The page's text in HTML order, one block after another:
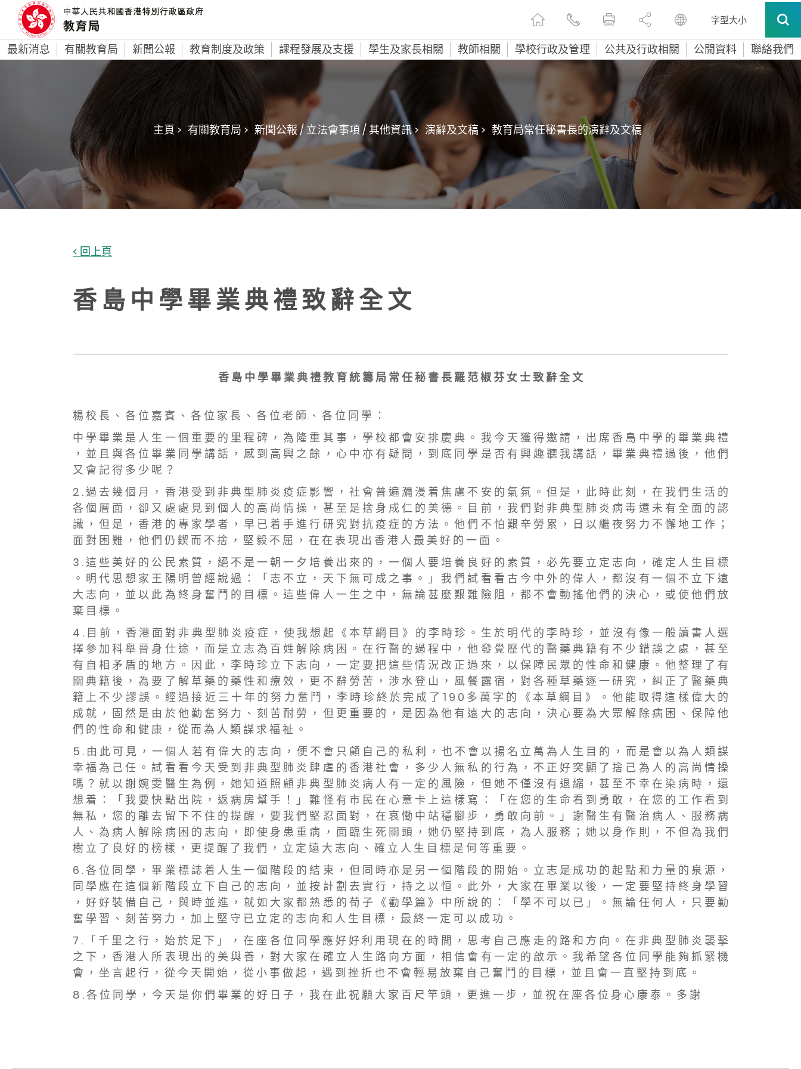
字型大小
最新消息 有關教育局 新聞公報 教育制度及政策 課程發展及支援 學生及家長相關 教師相關 學校行政及管理 公共及行政相關 公開資料 聯絡我們
主頁 > 有關教育局 > 新聞公報 / 立法會事項 / 其他資訊 > 演辭及文稿 > 教育局常任秘書長的演辭及文稿
< 回上頁
香 島 中 學 畢 業 典 禮 致 辭 全 文
香 島 中 學 畢 業 典 禮 教 育 統 籌 局 常 任 秘 書 長 羅 范 椒 芬 女 士 致 辭 全 文
楊 校 長 、 各 位 嘉 賓 、 各 位 家 長 、 各 位 老 師 、 各 位 同 學 ：
中 學 畢 業 是 人 生 一 個 重 要 的 里 程 碑 ， 為 隆 重 其 事 ， 學 校 都 會 安 排 慶 典 。 我 今 天 獲 得 邀 請 ， 出 席 香 島 中 學 的 畢 業 典 禮
， 並 且 與 各 位 畢 業 同 學 講 話 ， 感 到 高 興 之 餘 ， 心 中 亦 有 疑 問 ， 到 底 同 學 是 否 有 興 趣 聽 我 講 話 ， 畢 業 典 禮 過 後 ， 他 們
又 會 記 得 多 少 呢 ？
2 . 過 去 幾 個 月 ， 香 港 受 到 非 典 型 肺 炎 疫 症 影 響 ， 社 會 普 遍 瀰 漫 着 焦 慮 不 安 的 氣 氛 。 但 是 ， 此 時 此 刻 ， 在 我 們 生 活 的
各 個 層 面 ， 卻 又 處 處 見 到 個 人 的 高 尚 情 操 ， 甚 至 是 捨 身 成 仁 的 美 德 。 目 前 ， 我 們 對 非 典 型 肺 炎 病 毒 還 未 有 全 面 的 認
識 ， 但 是 ， 香 港 的 專 家 學 者 ， 早 已 着 手 進 行 研 究 對 抗 疫 症 的 方 法 。 他 們 不 怕 艱 辛 勞 累 ， 日 以 繼 夜 努 力 不 懈 地 工 作 ；
面 對 困 難 ， 他 們 仍 鍥 而 不 捨 ， 堅 毅 不 屈 ， 在 在 表 現 出 香 港 人 最 美 好 的 一 面 。
3 . 這 些 美 好 的 公 民 素 質 ， 絕 不 是 一 朝 一 夕 培 養 出 來 的 ， 一 個 人 要 培 養 良 好 的 素 質 ， 必 先 要 立 定 志 向 ， 確 定 人 生 目 標
。 明 代 思 想 家 王 陽 明 曾 經 說 過 ： 「 志 不 立 ， 天 下 無 可 成 之 事 。 」 我 們 試 看 看 古 今 中 外 的 偉 人 ， 都 沒 有 一 個 不 立 下 遠
大 志 向 ， 並 以 此 為 終 身 奮 鬥 的 目 標 。 這 些 偉 人 一 生 之 中 ， 無 論 甚 麼 艱 難 險 阻 ， 都 不 會 動 搖 他 們 的 決 心 ， 或 使 他 們 放
棄 目 標 。
4 . 目 前 ， 香 港 面 對 非 典 型 肺 炎 疫 症 ， 使 我 想 起 《 本 草 綱 目 》 的 李 時 珍 。 生 於 明 代 的 李 時 珍 ， 並 沒 有 像 一 般 讀 書 人 選
擇 參 加 科 舉 晉 身 仕 途 ， 而 是 立 志 為 百 姓 解 除 病 困 。 在 行 醫 的 過 程 中 ， 他 發 覺 歷 代 的 醫 藥 典 籍 有 不 少 錯 誤 之 處 ， 甚 至
有 自 相 矛 盾 的 地 方 。 因 此 ， 李 時 珍 立 下 志 向 ， 一 定 要 把 這 些 情 況 改 正 過 來 ， 以 保 障 民 眾 的 性 命 和 健 康 。 他 整 理 了 有
關 典 籍 後 ， 為 要 了 解 草 藥 的 藥 性 和 療 效 ， 更 不 辭 勞 苦 ， 涉 水 登 山 ， 風 餐 露 宿 ， 對 各 種 草 藥 逐 一 研 究 ， 糾 正 了 醫 藥 典
籍 上 不 少 謬 誤 。 經 過 接 近 三 十 年 的 努 力 奮 鬥 ， 李 時 珍 終 於 完 成 了 1 9 0 多 萬 字 的 《 本 草 綱 目 》 。 他 能 取 得 這 樣 偉 大 的
成 就 ， 固 然 是 由 於 他 勤 奮 努 力 、 刻 苦 耐 勞 ， 但 更 重 要 的 ， 是 因 為 他 有 遠 大 的 志 向 ， 決 心 要 為 大 眾 解 除 病 困 、 保 障 他
們 的 性 命 和 健 康 ， 從 而 為 人 類 謀 求 福 祉 。
5 . 由 此 可 見 ， 一 個 人 若 有 偉 大 的 志 向 ， 便 不 會 只 顧 自 己 的 私 利 ， 也 不 會 以 揚 名 立 萬 為 人 生 目 的 ， 而 是 會 以 為 人 類 謀
幸 福 為 己 任 。 試 看 看 今 天 受 到 非 典 型 肺 炎 肆 虐 的 香 港 社 會 ， 多 少 人 無 私 的 行 為 ， 不 正 好 突 顯 了 捨 己 為 人 的 高 尚 情 操
嗎 ？ 就 以 謝 婉 雯 醫 生 為 例 ， 她 知 道 照 顧 非 典 型 肺 炎 病 人 有 一 定 的 風 險 ， 但 她 不 僅 沒 有 退 縮 ， 甚 至 不 幸 在 染 病 時 ， 還
想 着 ： 「 我 要 快 點 出 院 ， 返 病 房 幫 手 ！ 」 難 怪 有 市 民 在 心 意 卡 上 這 樣 寫 ： 「 在 您 的 生 命 看 到 勇 敢 ， 在 您 的 工 作 看 到
無 私 ， 您 的 離 去 留 下 不 住 的 提 醒 ， 要 我 們 堅 忍 面 對 ， 在 哀 慟 中 站 穩 腳 步 ， 勇 敢 向 前 。 」 謝 醫 生 有 醫 治 病 人 、 服 務 病
人 、 為 病 人 解 除 病 困 的 志 向 ， 即 使 身 患 重 病 ， 面 臨 生 死 關 頭 ， 她 仍 堅 持 到 底 ， 為 人 服 務 ； 她 以 身 作 則 ， 不 但 為 我 們
樹 立 了 良 好 的 榜 樣 ， 更 提 醒 了 我 們 ， 立 定 遠 大 志 向 、 確 立 人 生 目 標 是 何 等 重 要 。
6 . 各 位 同 學 ， 畢 業 標 誌 着 人 生 一 個 階 段 的 結 束 ， 但 同 時 亦 是 另 一 個 階 段 的 開 始 。 立 志 是 成 功 的 起 點 和 力 量 的 泉 源 ，
同 學 應 在 這 個 新 階 段 立 下 自 己 的 志 向 ， 並 按 計 劃 去 實 行 ， 持 之 以 恒 。 此 外 ， 大 家 在 畢 業 以 後 ， 一 定 要 堅 持 終 身 學 習
， 好 好 裝 備 自 己 ， 與 時 並 進 ， 就 如 大 家 都 熟 悉 的 荀 子 《 勸 學 篇 》 中 所 說 的 ： 「 學 不 可 以 已 」 。 無 論 任 何 人 ， 只 要 勤
奮 學 習 、 刻 苦 努 力 ， 加 上 堅 守 已 立 定 的 志 向 和 人 生 目 標 ， 最 終 一 定 可 以 成 功 。
7 . 「 千 里 之 行 ， 始 於 足 下 」 ， 在 座 各 位 同 學 應 好 好 利 用 現 在 的 時 間 ， 思 考 自 己 應 走 的 路 和 方 向 。 在 非 典 型 肺 炎 襲 擊
之 下 ， 香 港 人 所 表 現 出 的 美 與 善 ， 對 大 家 在 確 立 人 生 路 向 方 面 ， 相 信 會 有 一 定 的 啟 示 。 我 希 望 各 位 同 學 能 夠 抓 緊 機
會 ， 坐 言 起 行 ， 從 今 天 開 始 ， 從 小 事 做 起 ， 遇 到 挫 折 也 不 會 輕 易 放 棄 自 己 奮 鬥 的 目 標 ， 並 且 會 一 直 堅 持 到 底 。
8 . 各 位 同 學 ， 今 天 是 你 們 畢 業 的 好 日 子 ， 我 在 此 祝 願 大 家 百 尺 竿 頭 ， 更 進 一 步 ， 並 祝 在 座 各 位 身 心 康 泰 。 多 謝